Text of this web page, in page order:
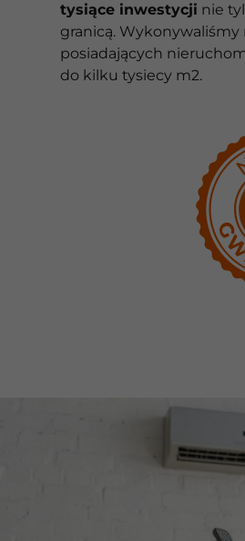
tysiące inwestycji nie
granicą.
posiadających
do kilku tysiecy m2.